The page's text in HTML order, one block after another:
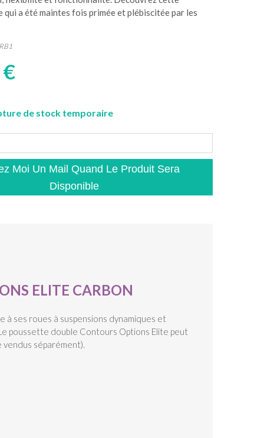
qui a été maintes fois primée et plébiscitée par les
de stock temporaire
Moi Un Mail Quand Le Produit Sera
Disponible
ELITE CARBON
ses roues à suspensions dynamiques et
poussette double Contours Options Elite peut
vendus séparément).